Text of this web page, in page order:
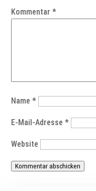
Kommentar*
Name*
E-Mail-Adresse*
Website
Kommentar abschicken